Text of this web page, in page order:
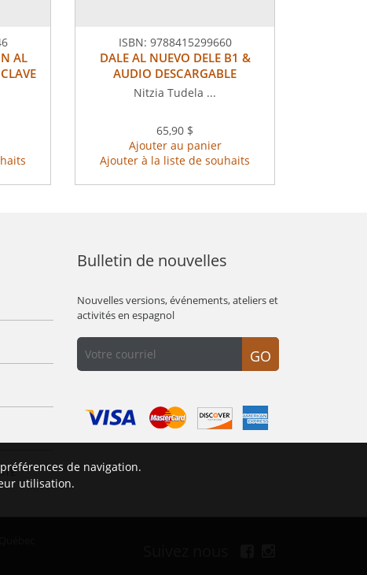
AL
ISBN: 9788415299660
DALE AL NUEVO DELE B1 &
AUDIO DESCARGABLE
Nitzia Tudela ...
65,90 $
Ajouter au panier
Ajouter à la liste de souhaits
Bulletin de nouvelles
Nouvelles versions, événements, ateliers et
activités en espagnol
GO
de navigation.
utilisation.